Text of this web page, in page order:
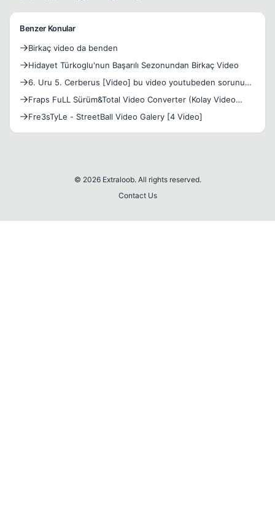
Benzer Konular
Birkaç video da benden
Hidayet Türkoglu'nun Başarılı Sezonundan Birkaç Video
6. Uru 5. Cerberus [Video] bu video youtubeden sorunu
hallet
Fraps FuLL Sürüm&Total Video Converter (Kolay Video
Çekimi)
Fre3sTyLe - StreetBall Video Galery [4 Video]
© 2026 Extraloob. All rights reserved.
Contact Us